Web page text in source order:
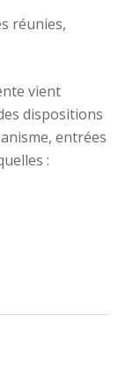
réunies,
vient
dispositions
entrées
: